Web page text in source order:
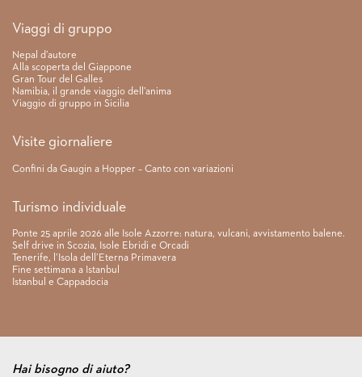
Link rapidi
Viaggi di gruppo
Nepal d’autore
Alla scoperta del Giappone
Gran Tour del Galles
Namibia, il grande viaggio dell’anima
Viaggio di gruppo in Sicilia
Visite giornaliere
Confini da Gaugin a Hopper – Canto con variazioni
Turismo individuale
Ponte 25 aprile 2026 alle Isole Azzorre: natura, vulcani, avvistamento balene.
Self drive in Scozia, Isole Ebridi e Orcadi
Tenerife, l’Isola dell’Eterna Primavera
Fine settimana a Istanbul
Istanbul e Cappadocia
Hai bisogno di aiuto?